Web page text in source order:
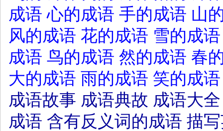
成语 心的成语 手的成语 山
风的成语 花的成语 雪的成语
成语 鸟的成语 然的成语 春
大的成语 雨的成语 笑的成语
成语故事 成语典故 成语大全
成语 含有反义词的成语 描